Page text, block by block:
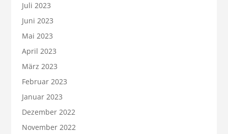
Juli 2023
Juni 2023
Mai 2023
April 2023
März 2023
Februar 2023
Januar 2023
Dezember 2022
November 2022